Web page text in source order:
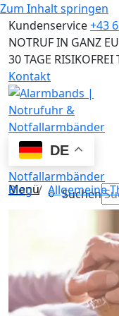
Zum Inhalt springen
Kundenservice+43
NOTRUF IN GANZ
30 TAGE RISIKOFREI
Kontakt
Menü
Suchen
×
Familie
DE
Blog Allgemeine